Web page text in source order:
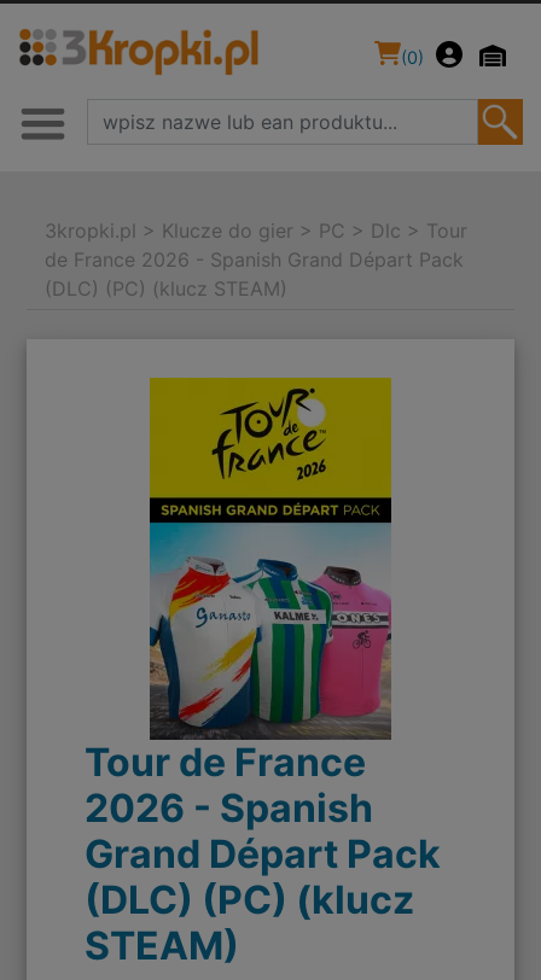
(0)
3kropki.pl > Klucze do gier > PC > Dlc > Tour
de France 2026 - Spanish Grand Départ Pack
(DLC) (PC) (klucz STEAM)
Tour de France
2026 - Spanish
Grand Départ Pack
(DLC) (PC) (klucz
STEAM)